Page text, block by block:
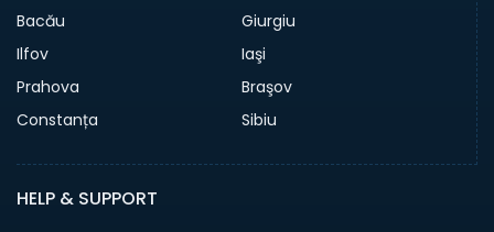
Bacău
Giurgiu
Ilfov
Iaşi
Prahova
Braşov
Constanța
Sibiu
HELP & SUPPORT